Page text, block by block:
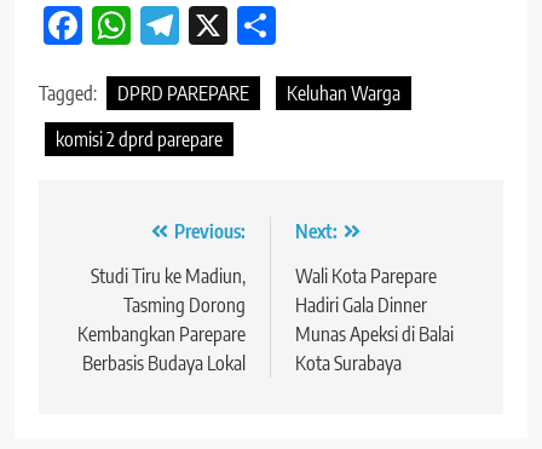
Facebook
WhatsApp
Telegram
X
Tagged: DPRD PAREPARE
Keluhan Warga
komisi 2 dprd parepare
Navigasi
pos
Previous:
Studi Tiru ke Madiun,
Tasming Dorong
Kembangkan Parepare
Berbasis Budaya Lokal
Next:
Wali Kota Parepare
Hadiri Gala Dinner
Munas Apeksi di Balai
Kota Surabaya